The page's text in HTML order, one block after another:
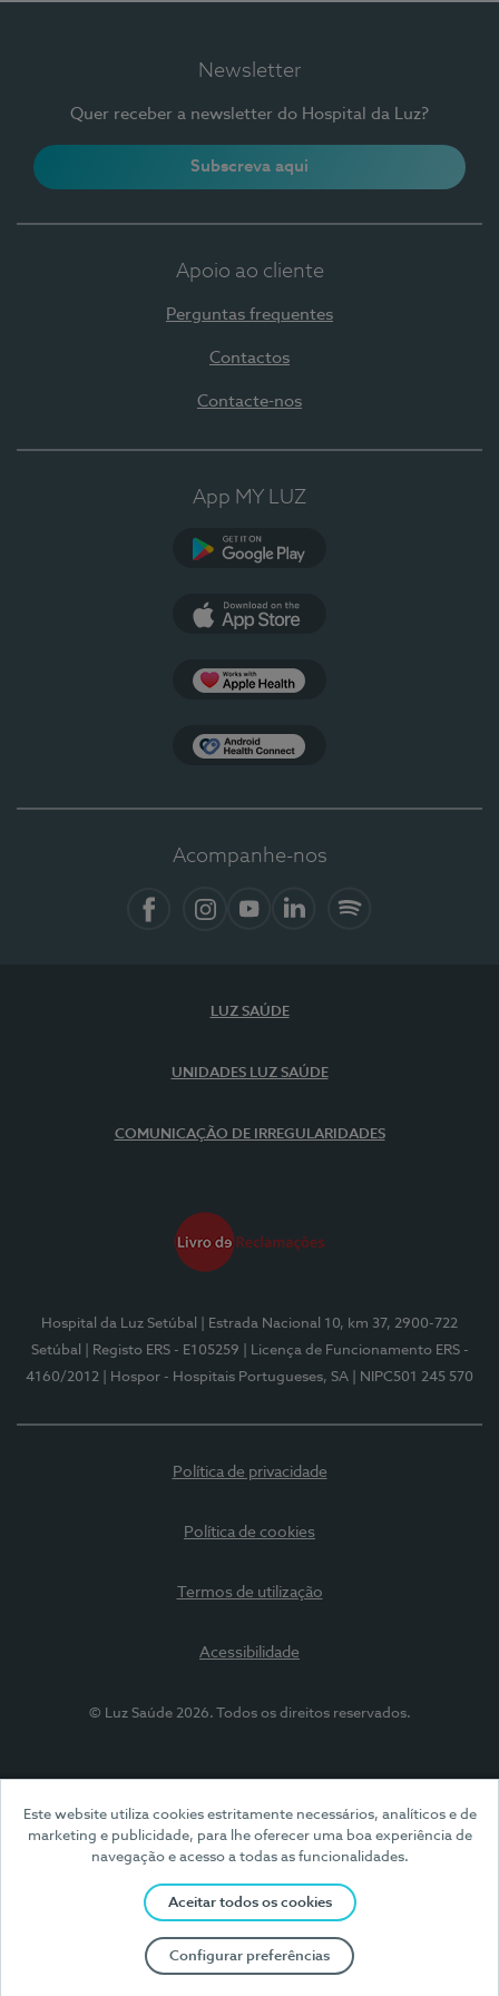
Este website utiliza cookies estritamente necessários, analíticos e de
marketing e publicidade, para lhe oferecer uma boa experiência de
navegação e acesso a todas as funcionalidades.
Aceitar todos os cookies
Configurar preferências
Newsletter
Quer receber a newsletter do Hospital da Luz?
Subscreva aqui
Apoio ao cliente
Perguntas frequentes
Contactos
Contacte-nos
App MY LUZ
Acompanhe-nos
LUZ SAÚDE
UNIDADES LUZ SAÚDE
COMUNICAÇÃO DE IRREGULARIDADES
Hospital da Luz Setúbal
| Estrada Nacional 10, km 37, 2900-722
Setúbal
| Registo ERS - E105259
| Licença de Funcionamento ERS -
4160/2012
| Hospor - Hospitais Portugueses, SA | NIPC501 245 570
Política de privacidade
Política de cookies
Termos de utilização
Acessibilidade
© Luz Saúde 2026. Todos os direitos reservados.